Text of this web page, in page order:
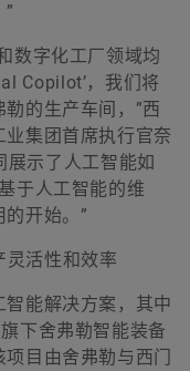
数字化工厂领域均
Copilot’，我们将
的生产车间，”西
集团首席执行官奈
展示了人工智能如
于人工智能的维
开始。”
活性和效率
能解决方案，其中
下舍弗勒智能装备
目由舍弗勒与西门